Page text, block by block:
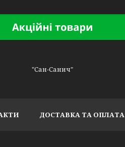
"Сан-Санич"
ДОСТАВКА ТА ОПЛАТА